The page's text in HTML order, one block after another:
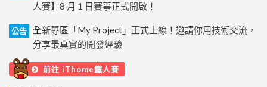
人賽】8 月 1 日賽事正式開啟！
公告
全新專區「My Project」正式上線！邀請你用技術交流，
分享最真實的開發經驗
前往 iThome鐵人賽